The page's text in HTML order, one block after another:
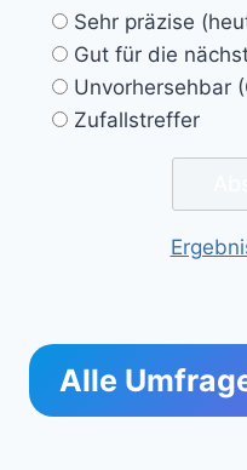
Sehr präzise
Gut für die
Unvorhersehbar
Zufallstreffer
Alle